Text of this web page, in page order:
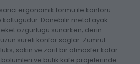
ergonomik formu ile konforu
koltuğudur. Dönebilir metal ayak
özgürlüğü sunarken; derin
süreli konfor sağlar. Zümrüt
sakin ve zarif bir atmosfer katar.
bölümleri ve butik kafe projelerinde